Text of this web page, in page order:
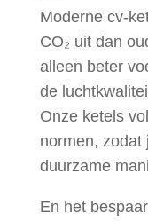
Moderne cv-
CO₂ uit dan
alleen beter
de
Onze ketels
normen, zodat
duurzame
En het